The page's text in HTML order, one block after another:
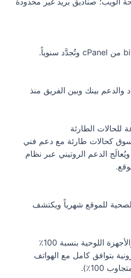
بينك وبين الفريق منذ
الطارئة
كحالات طارئة مع دعم فني
الدعم الروتيني عبر نظام
للموقع شهرياً ويكتشف
اللوحية بنسبة 100٪
بتوافق كامل مع الهواتف
100٪).